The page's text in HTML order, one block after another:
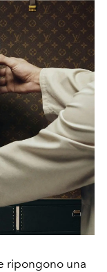
ripongono una